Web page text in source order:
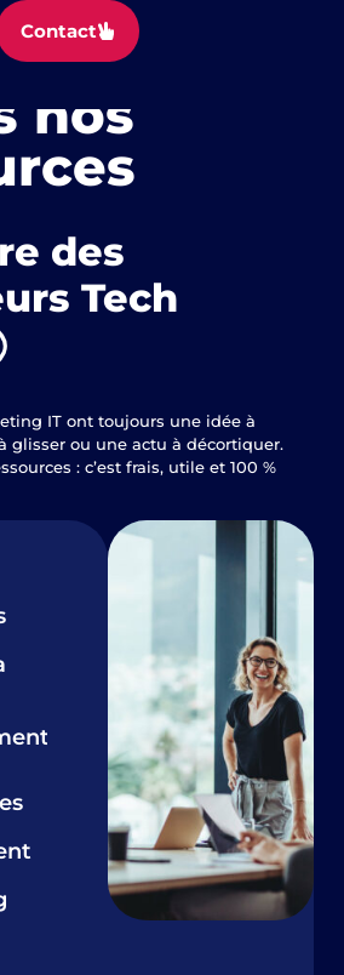
Contact
innovez
nos
des
Tech
IT ont toujours une idée à
glisser ou une actu à décortiquer.
: c’est frais, utile et 100 %